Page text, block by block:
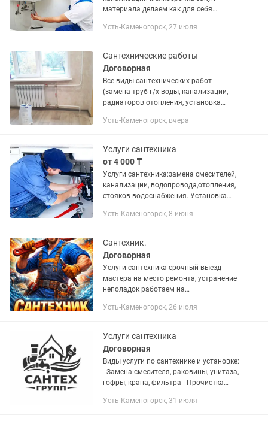
материала делаем как для себя
воды выдаем документы работаю с
Усть-Каменогорск, 27 июля
Сантехнические работы
Договорная
Все виды сантехнических работ
(замена труб г/х воды, канализации,
радиаторов отопления, установка
унитазов, умывальников, подключение
Усть-Каменогорск, вчера
Услуги сантехника
от 4 000 ₸
Услуги сантехника:замена смесителей,
канализации, водопровода,отопления,
стояков водоснабжения. Установка
кухонных моек, посудомоечных машин,
Усть-Каменогорск, 8 июня
Сантехник.
Договорная
Услуги сантехника срочный выезд
мастера на место ремонта, устранение
неполадок работаем на
смесителя,краны,стояки холодной
Усть-Каменогорск, 26 июля
Услуги сантехника
Договорная
Виды услуги по сантехнике и установке:
- Замена смесителя, раковины, унитаза,
гофры, крана, фильтра - Прочистка
канализации - Установка бойлера,
Усть-Каменогорск, 31 июля